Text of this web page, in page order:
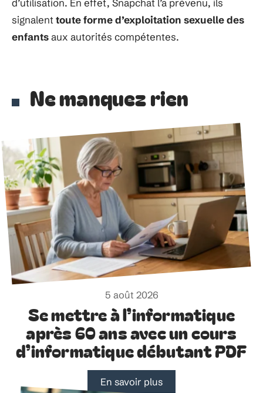
d’utilisation. En effet, Snapchat l’a prévenu, ils
signalent toute forme d’exploitation sexuelle des
enfantsaux autorités compétentes.
Ne manquez rien
5 août 2026
Se mettre à l’informatique
après 60 ans avec un cours
d’informatique débutant PDF
En savoir plus